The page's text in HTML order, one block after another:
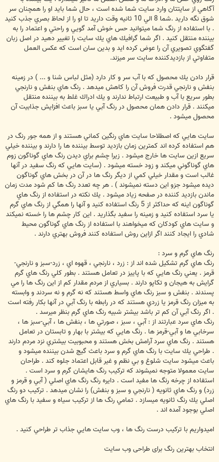
آگاهي از سايتتان وارد سايت شما شده است ، حال شما بايد او را همچنان سر
شوق نگه داريد .شما 8 الي 10 ثانيه وقت داريد تا او را از لحاظ بصري جذب كنيد
. با استفاده از رنگ شما ميتوانيد حس خوش آمد گويي و راحتي و اعتماد را به
بيننده منتقل كنيد . اگر شما گرافيك هاي يك سايت را تغيير دهيد در اصل زبان
گفتگوي تصويري آن را عوض كرده ايد و بدين سان است كه عكس العمل
متفاوتي از بازديدكننده سايت سر ميزند.
قرار دادن يك محصول كه با آب سر و كار دارد (مثل لباس شنا و ... ) در زمينه
بنفش و نارنجي قدرت فروش آن را كاهش ميدهد . رنگ هاي بنفش و نارنجي
بطور سريع با آب و طبيعت ارتباط ندارند و يك ادراك غلط به بيننده منتقل
ميكنند . قرار دادن همان محصول در رنگ آبي يا سبز باعث افزايش جذابيت آن
محصول ميشود .
سايت هايي كه اصطلاحا سايت هاي رنگين كماني هستند و از همه جور رنگ در
هم استفاده كرده اند كمترين زمان بازديد توسط بيننده ها را دارند و بيننده خيلي
سريع ازين سايت ها خارج ميشود . زيرا چشم براي ديدن رنگ هاي گوناگون زوم
هاي گوناگوني ميكند و زود خسته ميشود . (سايت هايي كه رنگ سفيد در آنها
غالب است و مقدار خيلي كمي از ديگر رنگ ها در آن در بخش هاي گوناگون
ديده ميشود جزو اين دسته نميشوند ) . هر چه تعدد رنگ ها كم شود مدت زمان
ماندن بازديد كننده در صفحه زياد ميشود . يك نكته در استفاده از رنگ هاي
گوناگون اينه كه حداكثر از 5 رنگ استفاده كنيد و آنها را همگي از رنگ هاي گرم
يا سرد استفاده كنيد و زمينه را سفيد بگذاريد . اين كار چشم ها را خسته نميكند
و سايت هاي كودكان كه ميخواهند با استفاده از رنگ هاي گوناگون محيط
شادي را ايجاد كنند اگر ازاين روش استفاده كنند فروش بهتري دارند .
رنگ هاي گرم و سرد :
رنگ هاي گرم تشكيل شده اند از : زرد ، نارنجي ، قهوه اي ، زرد-سبز و نارنجي-
قرمز . يعني رنگ هايي كه با پاييز در تعامل هستند . بطور كلي رنگ هاي گرم
گرايش به هيجان و تكاپو دارند . بسياري از مردم مقدار كم از اين رنگ ها را مي
پسندند . بنفش و سبز رنگ هاي واسط هستند كه نه گرم و نه سردند و وابسته
به ميزان رنگ قرمز يا زردي هستند كه در رابطه با رنگ آبي در آنها بكار رفته است
. اگر رنگ آبي آن كم تر باشد بيشتر شبيه رنگ هاي گرم بنظر ميرسد .
رنگ هاي سرد عبارتند از : آبي ، سبز ، صورتي ها ، بنفش ها ، آبي-سبز ها ،
سرخابي ها و آبي-قرمز ها . رنگ هايي كه بيشتر با بهار و تابستان در تعامل
هستند . رنگ هاي سرد آرامش بخش هستند و محبوبيت بيشتري نزد مردم دارند
. طراحي يك سايت با رنگ هاي گرم و سرد باعث گيج شدن بيننده ميشود و
باعث ميشود سايت شلوغ و بي نظم و غير قابل اعتماد جلوه كند . طراحان
سايت معمولا متوجه نميشوند كه تركيب رنگ هايشان گرم و سرد است .
استفاده از چرخه رنگ ها مفيد است . دايره رنگ رنگ هاي اصلي ( آبي و قرمز و
زرد) و رنگ هاي ثانويه ( نارنجي و سبز و بنفش) را نشان ميدهد . تركيب دو رنگ
اصلي يك رنگ ثانويه ميسازد . تمامي رنگ ها از تركيب سياه و سفيد با رنگ هاي
اصلي بوجود آمده اند .
اميدواريم با تركيب درست رنگ ها ، وب سايت هايي جذاب تر طراحي كنيد .
انتخاب بهترین رنگ برای طراحی وب سایت